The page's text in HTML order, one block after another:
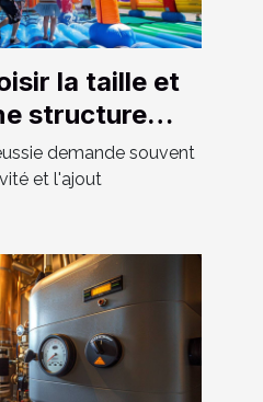
la taille et
structure
votre fête
demande souvent
et l'ajout